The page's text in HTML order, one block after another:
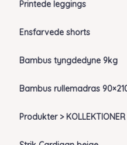
Printede leggings
Ensfarvede shorts
Bambus tyngdedyne 9kg
Bambus rullemadras
Produkter >